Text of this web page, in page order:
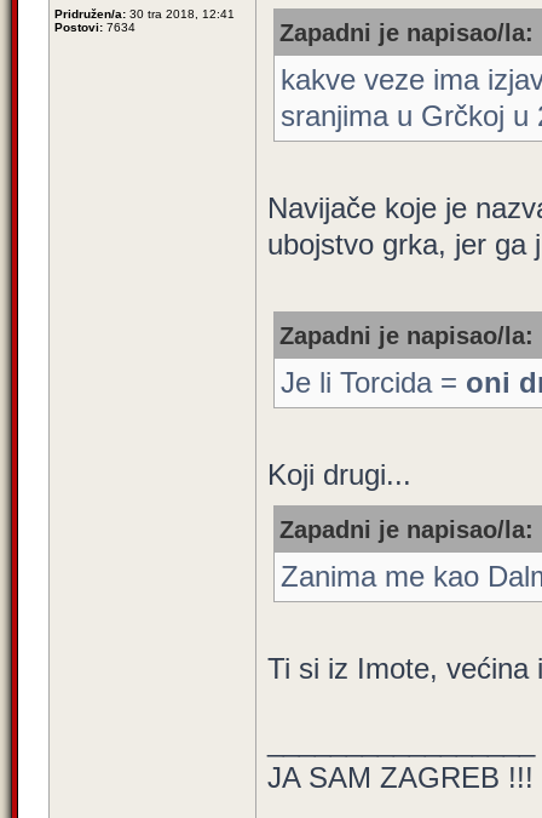
Pridružen/a: 30 tra 2018, 12:41
Postovi: 7634 Zapadni je napisao/la:
kakve veze ima
sranjima u Grčkoj u
Navijače koje je
ubojstvo grka, jer ga
Zapadni je napisao/la:
Je li Torcida = oni
Koji drugi...
Zapadni je napisao/la:
Zanima me kao
Ti si iz Imote, većina
JA SAM ZAGREB !!!